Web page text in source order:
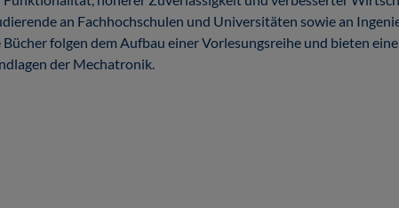
an Fachhochschulen und Universitäten sowie an
folgen dem Aufbau einer Vorlesungsreihe und bieten
der Mechatronik.